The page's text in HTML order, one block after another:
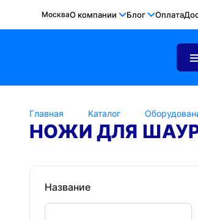
МоскваО компании Блог Оплата
Главная Каталог
НОЖИ ДЛЯ
Название